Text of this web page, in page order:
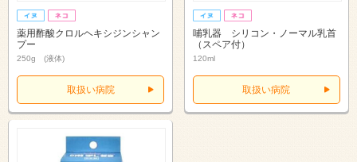
薬用酢酸クロルヘキシジンシャン
プー
250g (液体)
取扱い病院
哺乳器 シリコン・ノーマル乳首
（スペア付）
120ml
取扱い病院